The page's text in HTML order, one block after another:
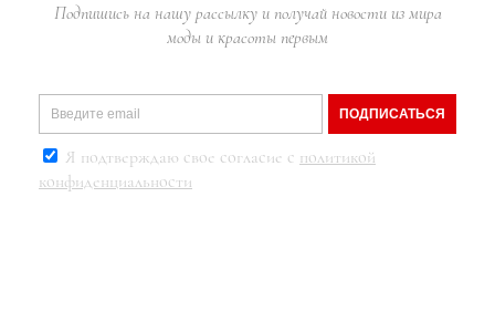
Подпишись на нашу рассылку и получай новости из мира
моды и красоты первым
ПОДПИСАТЬСЯ
Я подтверждаю свое согласие с политикой
конфиденциальности